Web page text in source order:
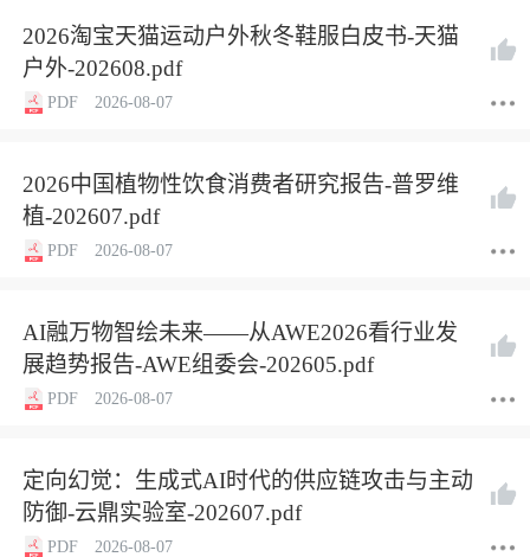
2026淘宝天猫运动户外秋冬鞋服白皮书-天猫
户外-202608.pdf
PDF 2026-08-07
2026中国植物性饮食消费者研究报告-普罗维
植-202607.pdf
PDF 2026-08-07
AI融万物智绘未来——从AWE2026看行业发
展趋势报告-AWE组委会-202605.pdf
PDF 2026-08-07
定向幻觉：生成式AI时代的供应链攻击与主动
防御-云鼎实验室-202607.pdf
PDF 2026-08-07